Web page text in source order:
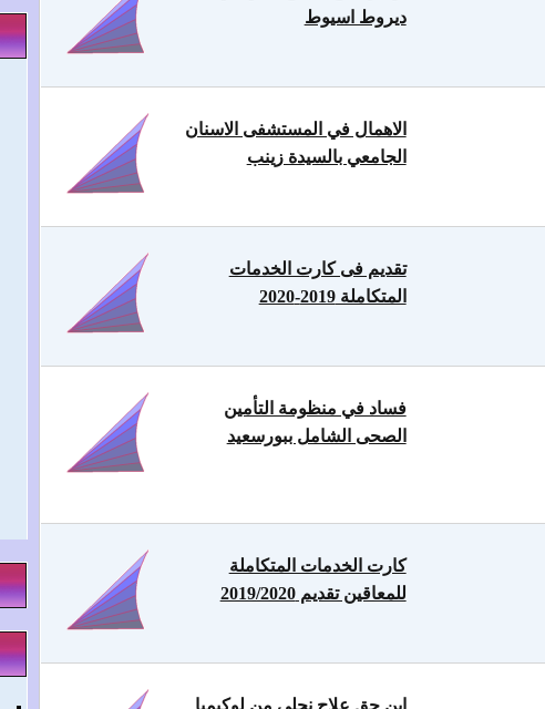
ديروط اسيوط
الاهمال في المستشفى الاسنان
الجامعي بالسيدة زينب
تقديم فى كارت الخدمات
المتكاملة 2019-2020
فساد في منظومة التأمين
الصحى الشامل ببورسعيد
كارت الخدمات المتكاملة
للمعاقين تقديم 2019/2020
اين حق علاج نجلى من لوكيميا